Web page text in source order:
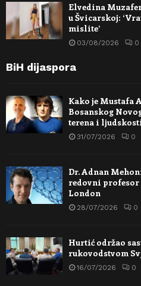
Elvedina
u Švicarskoj:
mislite’
03/08/2026 0
BiH dijaspora
Kako je Mustafa
Bosanskog
terena i
31/07/2026 0
Dr. Adnan
redovni
London
28/07/2026 0
Hurtić održao
rukovodstvom
16/07/2026 0